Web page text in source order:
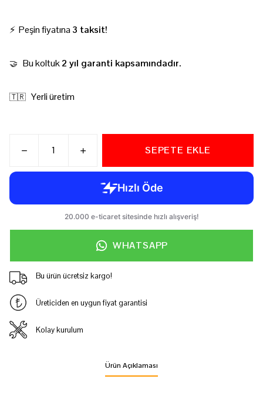
⚡ Peşin fiyatına 3 taksit!
🤝 Bu koltuk2 yıl garanti kapsamındadır.
🇹🇷 Yerli üretim
SEPETE EKLE
WHATSAPP
Bu ürün ücretsiz kargo!
Üreticiden en uygun fiyat garantisi
Kolay kurulum
Ürün Açıklaması